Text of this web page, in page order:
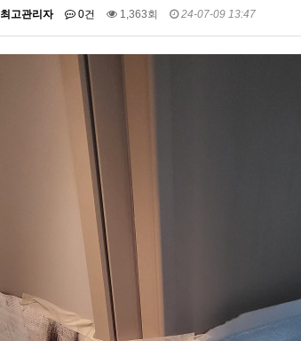
최고관리자 0건 1,363회 24-07-09 13:47